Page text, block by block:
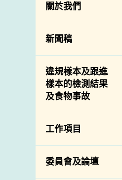
關於我們
組織結構
介紹短片
新聞稿
違規樣本及跟進
樣本的檢測結果
及食物事故
工作項目
降低膳食中的鈉和
糖
委員會及論壇